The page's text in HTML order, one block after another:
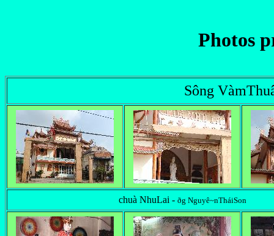
Photos
Sông
chuà NhuLai - ðg Nguyê~nTháiSon